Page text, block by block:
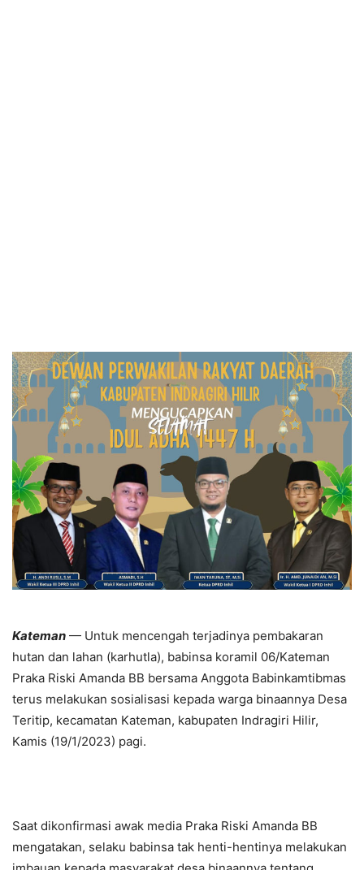
Kateman — Untuk mencengah terjadinya pembakaran
hutan dan lahan (karhutla), babinsa koramil 06/Kateman
Praka Riski Amanda BB bersama Anggota Babinkamtibmas
terus melakukan sosialisasi kepada warga binaannya Desa
Teritip, kecamatan Kateman, kabupaten Indragiri Hilir,
Kamis (19/1/2023) pagi.
Saat dikonfirmasi awak media Praka Riski Amanda BB
mengatakan, selaku babinsa tak henti-hentinya melakukan